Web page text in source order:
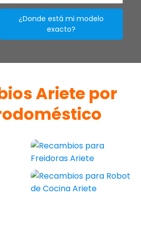
¿Donde está mi modelo
exacto?
Ariete por